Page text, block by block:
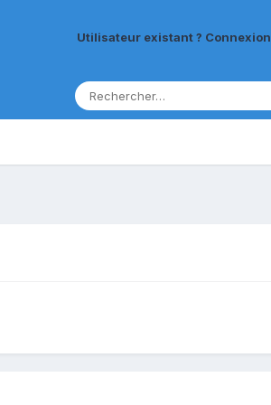
Utilisateur existant ? Connexion